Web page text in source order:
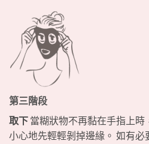
第三階段
取下 當糊狀物不再黏在手指上時
小心地先輕輕剝掉邊緣。 如有